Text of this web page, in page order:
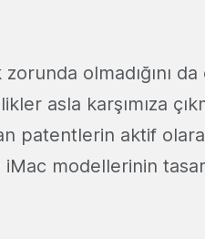
olmadığını
asla karşımıza
patentlerin aktif
modellerinin